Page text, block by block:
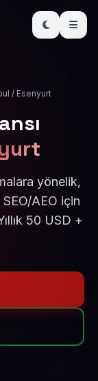
/ Esenyurt
yönelik,
AEO için
50 USD +